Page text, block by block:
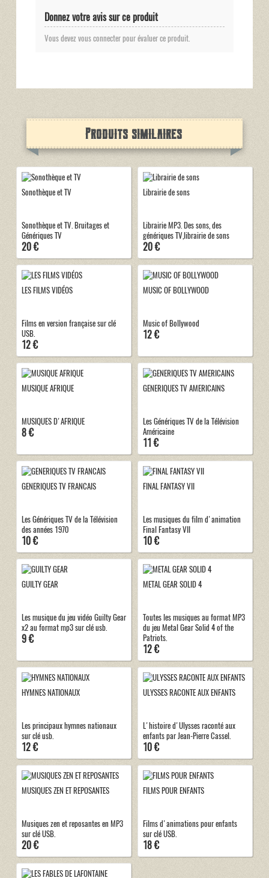
Donnez votre avis sur ce produit
Vous devez vous connecter pour évaluer ce produit.
Produits similaires
Sonothèque et TV
Sonothèque et TV. Bruitages et
Génériques TV
20 €
Librairie de sons
Librairie MP3. Des sons, des
génériques TV,librairie de sons
20 €
LES FILMS VIDÉOS
Films en version française sur clé
USB.
12 €
MUSIC OF BOLLYWOOD
Music of Bollywood
12 €
MUSIQUE AFRIQUE
MUSIQUES D'AFRIQUE
8 €
GENERIQUES TV AMERICAINS
Les Génériques TV de la Télévision
Américaine
11 €
GENERIQUES TV FRANCAIS
Les Génériques TV de la Télévision
des années 1970
10 €
FINAL FANTASY VII
Les musiques du film d'animation
Final Fantasy VII
10 €
GUILTY GEAR
Les musique du jeu vidéo Guilty Gear
x2 au format mp3 sur clé usb.
9 €
METAL GEAR SOLID 4
Toutes les musiques au format MP3
du jeu Metal Gear Solid 4 of the
Patriots.
12 €
HYMNES NATIONAUX
Les principaux hymnes nationaux
sur clé usb.
12 €
ULYSSES RACONTE AUX ENFANTS
L'histoire d'Ulysses raconté aux
enfants par Jean-Pierre Cassel.
10 €
MUSIQUES ZEN ET REPOSANTES
Musiques zen et reposantes en MP3
sur clé USB.
20 €
FILMS POUR ENFANTS
Films d'animations pour enfants
sur clé USB.
18 €